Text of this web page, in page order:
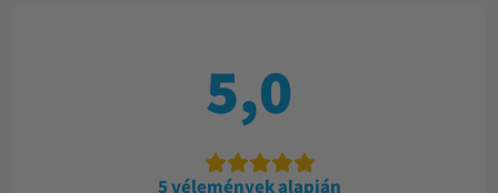
5,0
5 vélemények alapján